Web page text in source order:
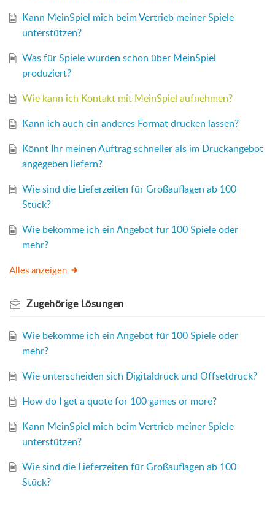
Kann MeinSpiel mich beim Vertrieb meiner Spiele
unterstützen?
Was für Spiele wurden schon über MeinSpiel
produziert?
Wie kann ich Kontakt mit MeinSpiel aufnehmen?
Kann ich auch ein anderes Format drucken lassen?
Könnt Ihr meinen Auftrag schneller als im Druckangebot
angegeben liefern?
Wie sind die Lieferzeiten für Großauflagen ab 100
Stück?
Wie bekomme ich ein Angebot für 100 Spiele oder
mehr?
Alles anzeigen
Zugehörige Lösungen
Wie bekomme ich ein Angebot für 100 Spiele oder
mehr?
Wie unterscheiden sich Digitaldruck und Offsetdruck?
How do I get a quote for 100 games or more?
Kann MeinSpiel mich beim Vertrieb meiner Spiele
unterstützen?
Wie sind die Lieferzeiten für Großauflagen ab 100
Stück?